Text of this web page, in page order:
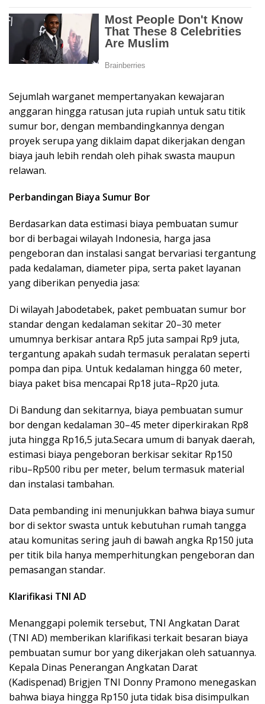
Sejumlah warganet mempertanyakan kewajaran
anggaran hingga ratusan juta rupiah untuk satu titik
sumur bor, dengan membandingkannya dengan
proyek serupa yang diklaim dapat dikerjakan dengan
biaya jauh lebih rendah oleh pihak swasta maupun
relawan.
Perbandingan Biaya Sumur Bor
Berdasarkan data estimasi biaya pembuatan sumur
bor di berbagai wilayah Indonesia, harga jasa
pengeboran dan instalasi sangat bervariasi tergantung
pada kedalaman, diameter pipa, serta paket layanan
yang diberikan penyedia jasa:
Di wilayah Jabodetabek, paket pembuatan sumur bor
standar dengan kedalaman sekitar 20–30 meter
umumnya berkisar antara Rp5 juta sampai Rp9 juta,
tergantung apakah sudah termasuk peralatan seperti
pompa dan pipa. Untuk kedalaman hingga 60 meter,
biaya paket bisa mencapai Rp18 juta–Rp20 juta.
Di Bandung dan sekitarnya, biaya pembuatan sumur
bor dengan kedalaman 30–45 meter diperkirakan Rp8
juta hingga Rp16,5 juta.Secara umum di banyak daerah,
estimasi biaya pengeboran berkisar sekitar Rp150
ribu–Rp500 ribu per meter, belum termasuk material
dan instalasi tambahan.
Data pembanding ini menunjukkan bahwa biaya sumur
bor di sektor swasta untuk kebutuhan rumah tangga
atau komunitas sering jauh di bawah angka Rp150 juta
per titik bila hanya memperhitungkan pengeboran dan
pemasangan standar.
Klarifikasi TNI AD
Menanggapi polemik tersebut, TNI Angkatan Darat
(TNI AD) memberikan klarifikasi terkait besaran biaya
pembuatan sumur bor yang dikerjakan oleh satuannya.
Kepala Dinas Penerangan Angkatan Darat
(Kadispenad) Brigjen TNI Donny Pramono menegaskan
bahwa biaya hingga Rp150 juta tidak bisa disimpulkan